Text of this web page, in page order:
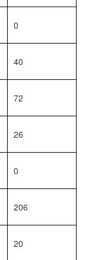
0
40
72
26
0
206
20